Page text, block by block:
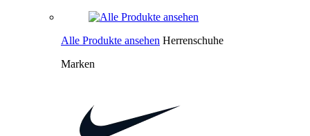
Alle Produkte ansehen Herrenschuhe
Marken